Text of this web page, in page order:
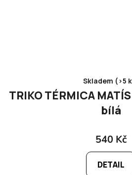
Skladem (>5
TRIKO TÉRMICA
bílá
540 Kč
DETAIL